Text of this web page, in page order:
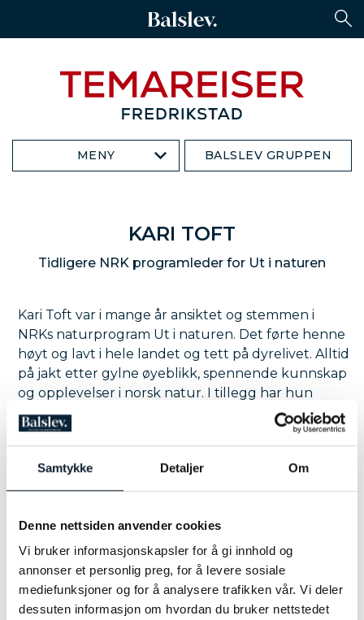
Samtykke Detaljer Om
Denne nettsiden anvender cookies
Vi bruker informasjonskapsler for å gi innhold og
annonser et personlig preg, for å levere sosiale
mediefunksjoner og for å analysere trafikken vår. Vi deler
dessuten informasjon om hvordan du bruker nettstedet
MENY BALSLEV GRUPPEN
KARI TOFT
Tidligere NRK programleder for Ut i naturen
Kari Toft var i mange år ansiktet og stemmen i
NRKs naturprogram Ut i naturen. Det førte henne
høyt og lavt i hele landet og tett på dyrelivet. Alltid
på jakt etter gylne øyeblikk, spennende kunnskap
og opplevelser i norsk natur. I tillegg har hun
besteget Kilimanjaro og gått inka-ruten i Peru.